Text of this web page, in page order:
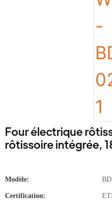
Four électrique
rôtissoire intégrée,
Modèle:
Certification: